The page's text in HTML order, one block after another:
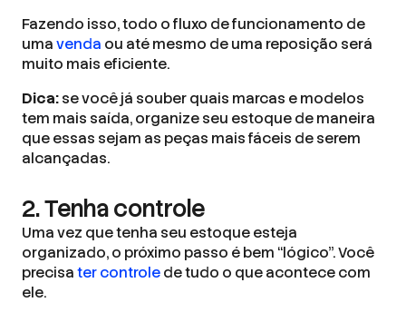
Fazendo isso, todo o fluxo de funcionamento de
umavenda ou até mesmo de uma reposição será
muito mais eficiente.
Dica:se você já souber quais marcas e modelos
tem mais saída, organize seu estoque de maneira
que essas sejam as peças mais fáceis de serem
alcançadas.
2. Tenha controle
Uma vez que tenha seu estoque esteja
organizado, o próximo passo é bem “lógico”. Você
precisater controlede tudo o que acontece com
ele.